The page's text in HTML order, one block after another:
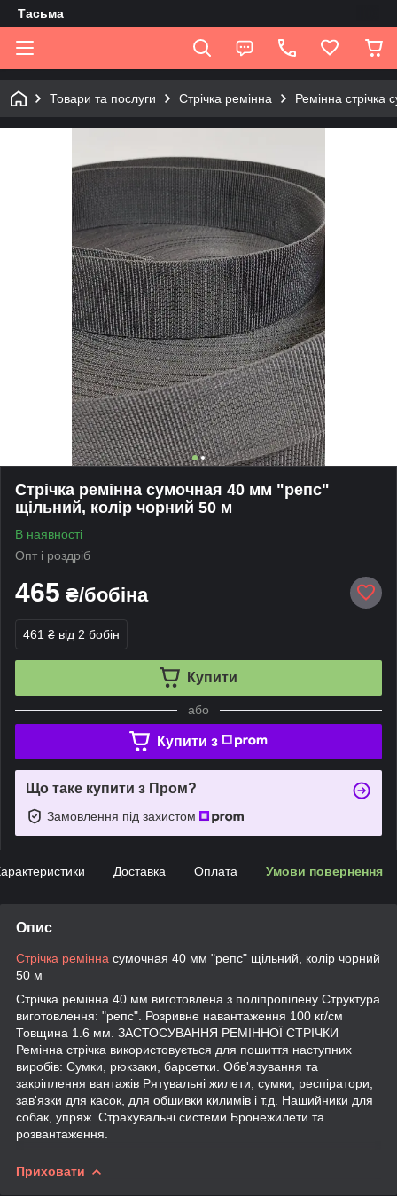
Tасьма
Товари та послуги Стрічка ремінна Ремінна стрічка
Стрічка ремінна сумочная 40 мм "репс"
щільний, колір чорний 50 м
В наявності
Опт і роздріб
465 ₴/бобіна
461 ₴ від 2 бобін
Купити
або
Купити з
Що таке купити з Пром?
Замовлення під захистом
Доставка Оплата Умови повернення
Опис
Стрічка ремінна сумочная 40 мм "репс" щільний, колір чорний
50 м
Стрічка ремінна 40 мм виготовлена ​​з поліпропілену Структура
виготовлення: "репс". Розривне навантаження 100 кг/см
Товщина 1.6 мм. ЗАСТОСУВАННЯ РЕМІННОЇ СТРІЧКИ
Ремінна стрічка використовується для пошиття наступних
виробів: Сумки, рюкзаки, барсетки. Обв'язування та
закріплення вантажів Рятувальні жилети, сумки, респіратори,
зав'язки для касок, для обшивки килимів і т.д. Нашийники для
собак, упряж. Страхувальні системи Бронежилети та
розвантаження.
Приховати